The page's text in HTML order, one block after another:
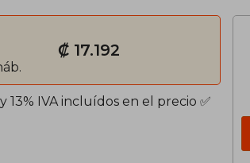
₡ 17.192
13% IVA incluídos en el precio ✅